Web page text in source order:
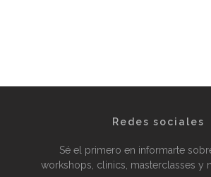
Redes sociales
Sé el primero en informarte
workshops, clinics, masterclasses y